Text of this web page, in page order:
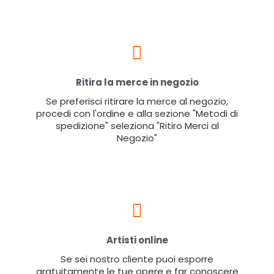
Ritira la merce in negozio
Se preferisci ritirare la merce al negozio,
procedi con l'ordine e alla sezione "Metodi di
spedizione" seleziona "Ritiro Merci al
Negozio"
Artisti online
Se sei nostro cliente puoi esporre
gratuitamente le tue opere e far conoscere